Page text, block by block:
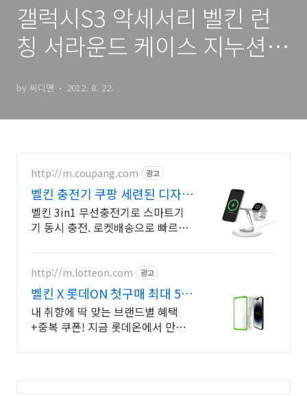
갤럭시S3 악세서리 벨킨 런
칭 서라운드 케이스 지누션
by 씨디맨 2012. 8. 22.
http://m.coupang.com 광고
벨킨 충전기 쿠팡 세련된 디자인
충전
벨킨 3in1 무선충전기로 스마트기
기 동시 충전. 로켓배송으로 빠르게!
http://m.lotteon.com 광고
벨킨 X 롯데ON 첫구매 최대 5천
원 혜택!
내 취향에 딱 맞는 브랜드별 혜택
+중복 쿠폰! 지금 롯데온에서 만나